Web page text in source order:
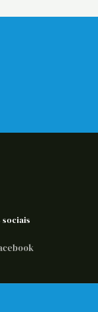
sociais